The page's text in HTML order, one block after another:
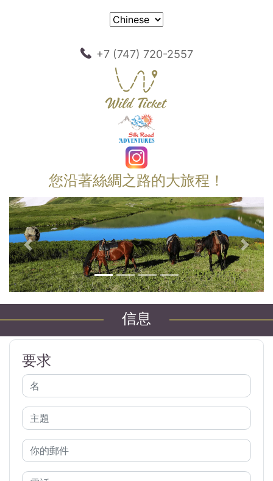
+7 (747) 720-2557
您沿著絲綢之路的大旅程！
以前的 下一個
信息
要求